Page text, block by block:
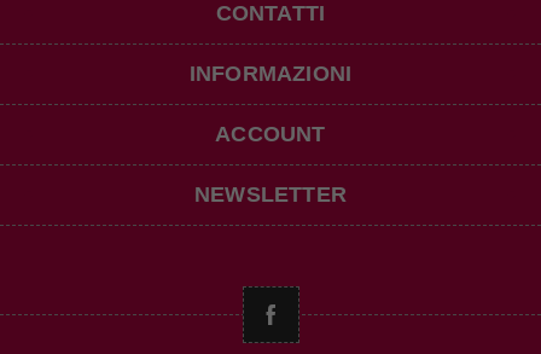
CONTATTI
INFORMAZIONI
ACCOUNT
NEWSLETTER